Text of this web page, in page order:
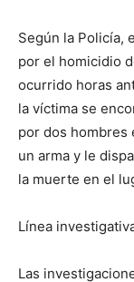
Según la Policía,
por el homicidio
ocurrido horas
la víctima se
por dos hombres
un arma y le
la muerte en el
Línea
Las